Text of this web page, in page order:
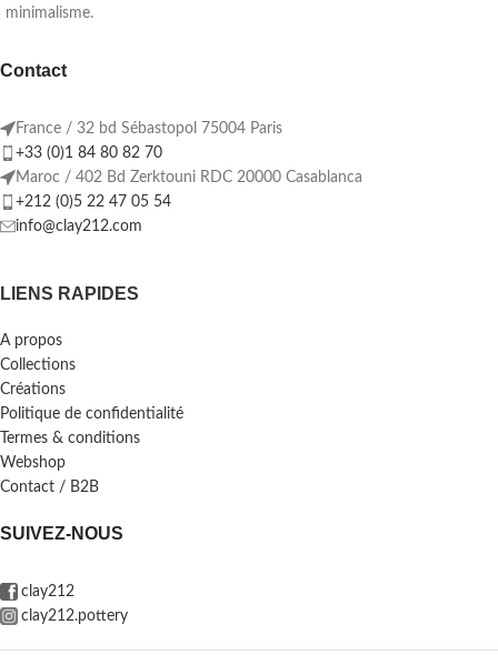
minimalisme.
Contact
France / 32 bd Sébastopol 75004 Paris
+33 (0)1 84 80 82 70
Maroc / 402 Bd Zerktouni RDC 20000 Casablanca
+212 (0)5 22 47 05 54
info@clay212.com
LIENS RAPIDES
A propos
Collections
Créations
Politique de confidentialité
Termes & conditions
Webshop
Contact / B2B
SUIVEZ-NOUS
clay212
clay212.pottery